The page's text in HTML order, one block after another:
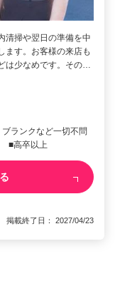
清掃や翌日の準備を中
ます。お客様の来店も
は少なめです。その…
ランクなど一切不問
■高卒以上
載終了日： 2027/04/23